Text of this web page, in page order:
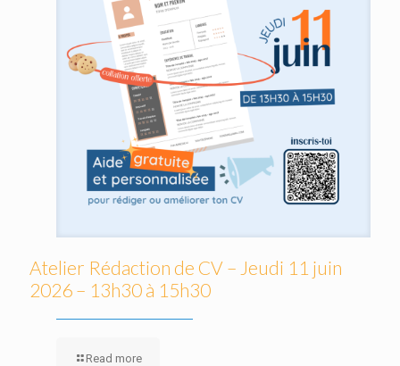
Atelier Rédaction de CV – Jeudi 11 juin
2026 – 13h30 à 15h30
Read more